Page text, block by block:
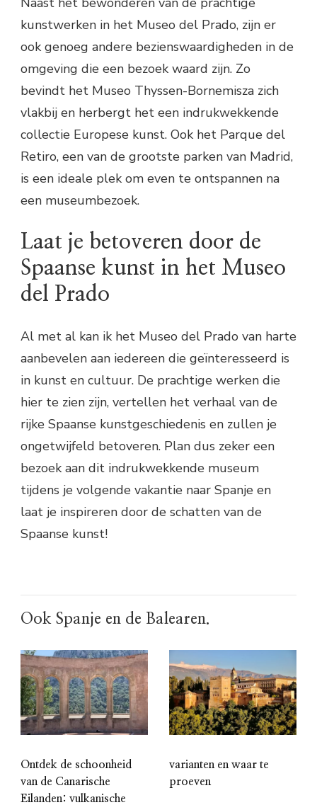
kunstwerken in het Museo del Prado, zijn er
ook genoeg andere bezienswaardigheden in de
omgeving die een bezoek waard zijn. Zo
bevindt het Museo Thyssen-Bornemisza zich
vlakbij en herbergt het een indrukwekkende
collectie Europese kunst. Ook het Parque del
Retiro, een van de grootste parken van Madrid,
is een ideale plek om even te ontspannen na
een museumbezoek.
Laat je betoveren door de
Spaanse kunst in het Museo
del Prado
Al met al kan ik het Museo del Prado van harte
aanbevelen aan iedereen die geïnteresseerd is
in kunst en cultuur. De prachtige werken die
hier te zien zijn, vertellen het verhaal van de
rijke Spaanse kunstgeschiedenis en zullen je
ongetwijfeld betoveren. Plan dus zeker een
bezoek aan dit indrukwekkende museum
tijdens je volgende vakantie naar Spanje en
laat je inspireren door de schatten van de
Spaanse kunst!
Ook Spanje en de Balearen.
Ontdek de schoonheid
van de Canarische
Eilanden: vulkanische
varianten en waar te
proeven